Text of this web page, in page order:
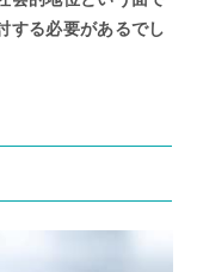
する必要があるでし